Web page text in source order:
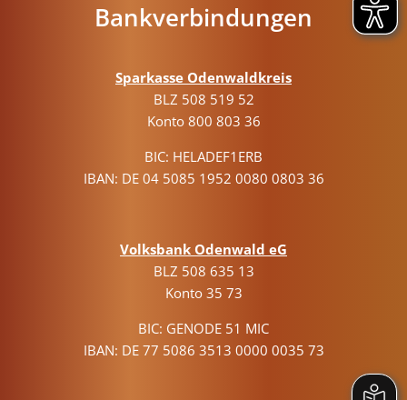
Bankverbindungen
Sparkasse Odenwaldkreis
BLZ 508 519 52
Konto 800 803 36
BIC: HELADEF1ERB
IBAN: DE 04 5085 1952 0080 0803 36
Volksbank Odenwald eG
BLZ 508 635 13
Konto 35 73
BIC: GENODE 51 MIC
IBAN: DE 77 5086 3513 0000 0035 73